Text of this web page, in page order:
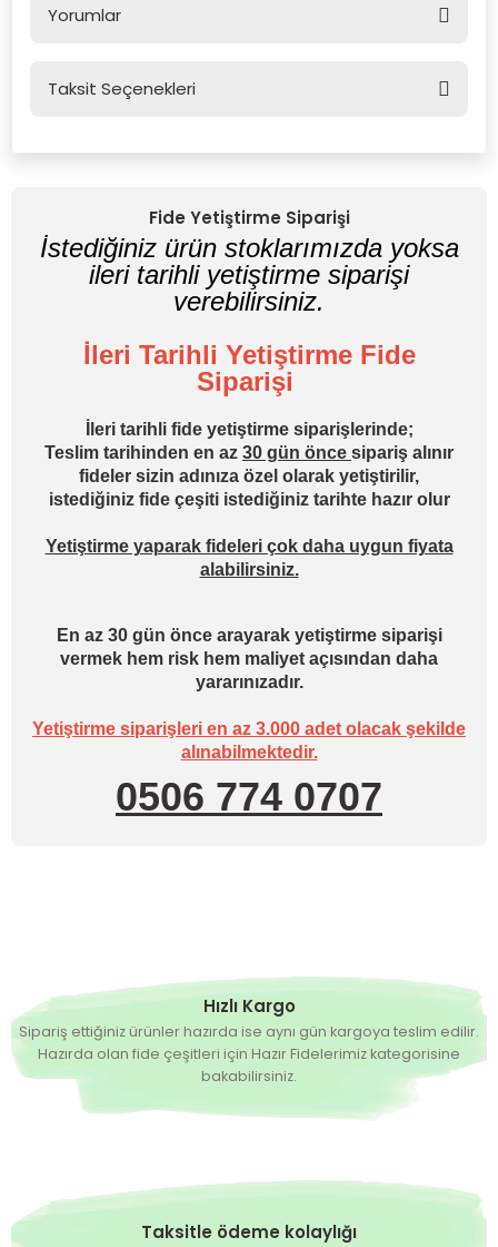
Yorumlar
Taksit Seçenekleri
Fide Yetiştirme Siparişi
İstediğiniz ürün stoklarımızda yoksa
ileri tarihli yetiştirme siparişi
verebilirsiniz.
İleri Tarihli Yetiştirme Fide
Siparişi
İleri tarihli fide yetiştirme siparişlerinde;
Teslim tarihinden en az 30 gün önce sipariş alınır
fideler sizin adınıza özel olarak yetiştirilir,
istediğiniz fide çeşiti istediğiniz tarihte hazır olur
Yetiştirme yaparak fideleri çok daha uygun fiyata
alabilirsiniz.
En az 30 gün önce arayarak yetiştirme siparişi
vermek hem risk hem maliyet açısından daha
yararınızadır.
Yetiştirme siparişleri en az 3.000 adet olacak şekilde
alınabilmektedir.
0506 774 0707
Hızlı Kargo
Sipariş ettiğiniz ürünler hazırda ise aynı gün kargoya teslim edilir.
Hazırda olan fide çeşitleri için Hazır Fidelerimiz kategorisine
bakabilirsiniz.
Taksitle ödeme kolaylığı